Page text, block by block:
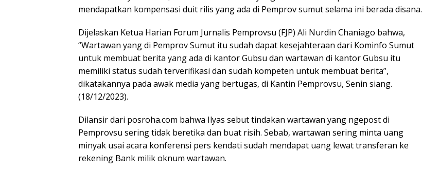
mendapatkan kompensasi duit rilis yang ada di Pemprov sumut selama ini berada disana.
Dijelaskan Ketua Harian Forum Jurnalis Pemprovsu (FJP) Ali Nurdin Chaniago bahwa,
“Wartawan yang di Pemprov Sumut itu sudah dapat kesejahteraan dari Kominfo Sumut
untuk membuat berita yang ada di kantor Gubsu dan wartawan di kantor Gubsu itu
memiliki status sudah terverifikasi dan sudah kompeten untuk membuat berita”,
dikatakannya pada awak media yang bertugas, di Kantin Pemprovsu, Senin siang.
(18/12/2023).
Dilansir dari posroha.com bahwa Ilyas sebut tindakan wartawan yang ngepost di
Pemprovsu sering tidak beretika dan buat risih. Sebab, wartawan sering minta uang
minyak usai acara konferensi pers kendati sudah mendapat uang lewat transferan ke
rekening Bank milik oknum wartawan.